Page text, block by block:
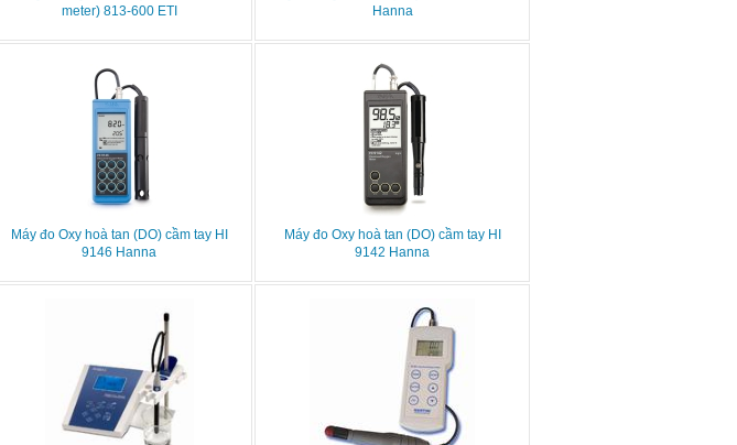
meter) 813-600 ETI
Hanna
Máy đo Oxy hoà tan (DO) cầm tay HI
9146 Hanna
Máy đo Oxy hoà tan (DO) cầm tay HI
9142 Hanna